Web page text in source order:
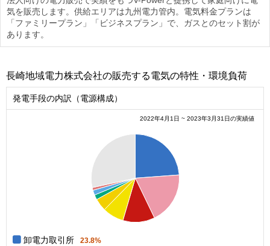
気を販売します。供給エリアは九州電力管内。電気料金プランは
「ファミリープラン」「ビジネスプラン」で、ガスとのセット割が
あります。
長崎地域電力株式会社の販売する電気の特性・環境負荷
発電手段の内訳（電源構成）
2022年4月1日 ~ 2023年3月31日の実績値
卸電力取引所 23.8%